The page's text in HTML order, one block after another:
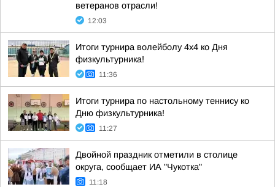
ветеранов отрасли!
12:03
Итоги турнира волейболу 4х4 ко Дня
физкультурника!
11:36
Итоги турнира по настольному теннису ко
Дню физкультурника!
11:27
Двойной праздник отметили в столице
округа, сообщает ИА "Чукотка"
11:18